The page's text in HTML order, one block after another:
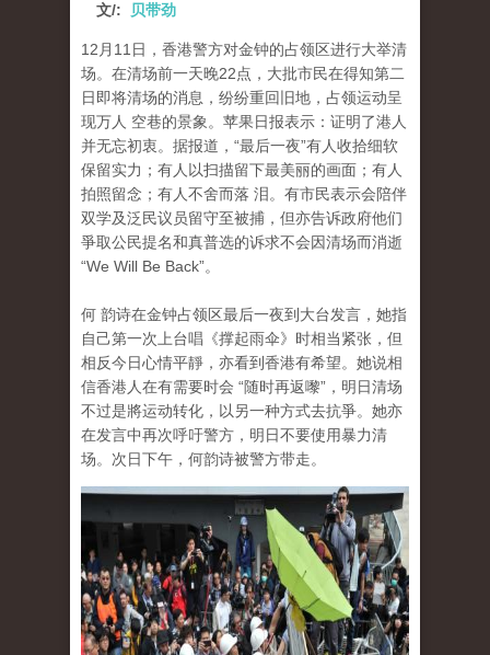
文/: 贝带劲
12月11日，香港警方对金钟的占领区进行大举清
场。在清场前一天晚22点，大批市民在得知第二
日即将清场的消息，纷纷重回旧地，占领运动呈
现万人 空巷的景象。苹果日报表示：证明了港人
并无忘初衷。据报道，“最后一夜”有人收拾细软
保留实力；有人以扫描留下最美丽的画面；有人
拍照留念；有人不舍而落 泪。有市民表示会陪伴
双学及泛民议员留守至被捕，但亦告诉政府他们
爭取公民提名和真普选的诉求不会因清场而消逝
“We Will Be Back”。
何 韵诗在金钟占领区最后一夜到大台发言，她指
自己第一次上台唱《撑起雨伞》时相当紧张，但
相反今日心情平靜，亦看到香港有希望。她说相
信香港人在有需要时会 “随时再返嚟”，明日清场
不过是將运动转化，以另一种方式去抗爭。她亦
在发言中再次呼吁警方，明日不要使用暴力清
场。次日下午，何韵诗被警方带走。